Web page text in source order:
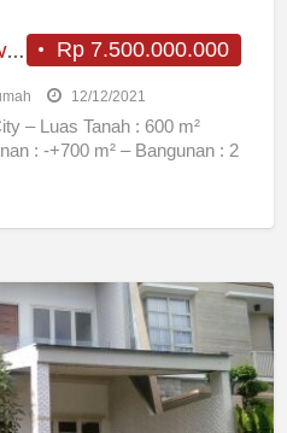
Rp 7.500.000.000
Rumah Murah Pakuwon City
12/12/2021
– Luas Tanah : 600 m²
: -+700 m² – Bangunan : 2